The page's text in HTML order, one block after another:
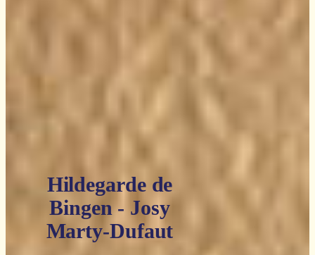
Hildegarde de
Bingen - Josy
Marty-Dufaut